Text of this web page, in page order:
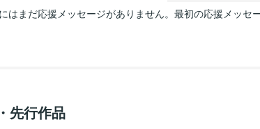
はまだ応援メッセージがありません。最初の応援メッセ
先行作品